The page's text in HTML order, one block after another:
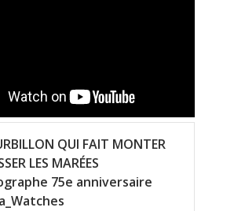
QUI FAIT MONTER
LES MARÉES
75e anniversaire